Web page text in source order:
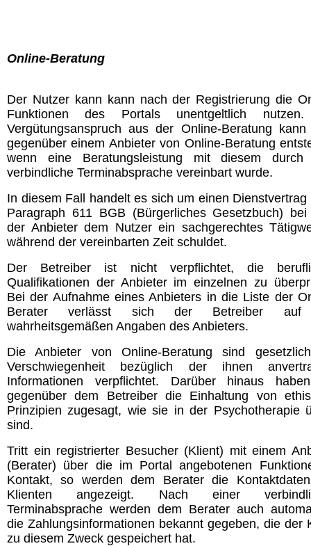
Online-Beratung
Der Nutzer kann kann nach der Registrierung die
Funktionen des Portals unentgeltlich
Vergütungsanspruch aus der Online-Beratung kann
gegenüber einem Anbieter von Online-Beratung
wenn eine Beratungsleistung mit diesem durch
verbindliche Terminabsprache vereinbart wurde.
In diesem Fall handelt es sich um einen Dienstvertrag
Paragraph 611 BGB (Bürgerliches Gesetzbuch)
der Anbieter dem Nutzer ein sachgerechtes
während der vereinbarten Zeit schuldet.
Der Betreiber ist nicht verpflichtet, die
Qualifikationen der Anbieter im einzelnen zu
Bei der Aufnahme eines Anbieters in die Liste der
Berater verlässt sich der Betreiber
wahrheitsgemäßen Angaben des Anbieters.
Die Anbieter von Online-Beratung sind
Verschwiegenheit bezüglich der ihnen
Informationen verpflichtet. Darüber hinaus
gegenüber dem Betreiber die Einhaltung von
Prinzipien zugesagt, wie sie in der Psychotherapie
sind.
Tritt ein registrierter Besucher (Klient) mit einem
(Berater) über die im Portal angebotenen
Kontakt, so werden dem Berater die
Klienten angezeigt. Nach einer
Terminabsprache werden dem Berater auch
die Zahlungsinformationen bekannt gegeben, die der
zu diesem Zweck gespeichert hat.